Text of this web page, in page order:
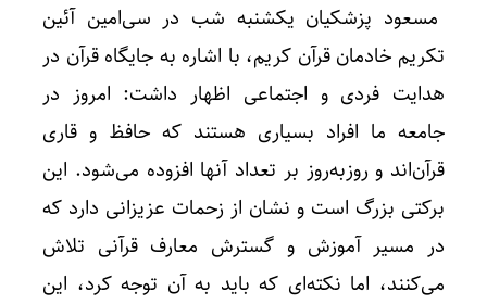
مسعود پزشکیان یکشنبه شب در سی‌امین آئین
تکریم خادمان قرآن کریم، با اشاره به جایگاه قرآن در
هدایت فردی و اجتماعی اظهار داشت: امروز در
جامعه ما افراد بسیاری هستند که حافظ و قاری
قرآن‌اند و روزبه‌روز بر تعداد آنها افزوده می‌شود. این
برکتی بزرگ است و نشان از زحمات عزیزانی دارد که
در مسیر آموزش و گسترش معارف قرآنی تلاش
می‌کنند، اما نکته‌ای که باید به آن توجه کرد، این